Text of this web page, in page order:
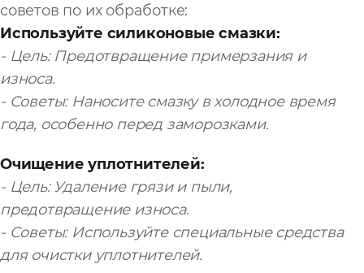
советов по их обработке:
Используйте силиконовые смазки:
- Цель: Предотвращение примерзания и
износа.
- Советы: Наносите смазку в холодное время
года, особенно перед заморозками.
Очищение уплотнителей:
- Цель: Удаление грязи и пыли,
предотвращение износа.
- Советы: Используйте специальные средства
для очистки уплотнителей.